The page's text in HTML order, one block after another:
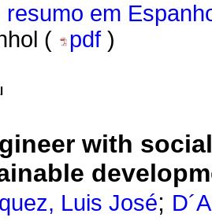
resumo em
(
pdf )
with
Luis José;